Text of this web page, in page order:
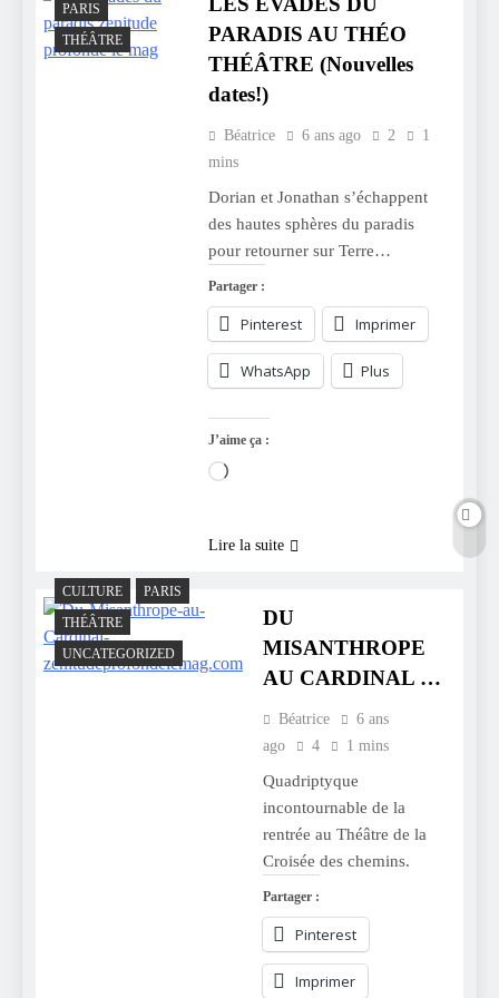
PARIS
THÉÂTRE
PARADIS AU THÉO
THÉÂTRE (Nouvelles
dates!)
Béatrice 6 ans ago 2
1
mins
Dorian et Jonathan s’échappent
des hautes sphères du paradis
pour retourner sur Terre…
Partager :
Pinterest Imprimer
WhatsApp Plus
J’aime ça :
Chargement…
Lire la suite
CULTURE
PARIS
THÉÂTRE
UNCATEGORIZED
DU
MISANTHROPE
AU CARDINAL …
Béatrice
6 ans
ago
4 1 mins
Quadriptyque
incontournable de la
rentrée au Théâtre de la
Croisée des chemins.
Partager :
Pinterest
Imprimer